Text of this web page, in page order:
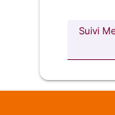
Suivi